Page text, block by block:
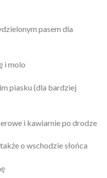
pasem dla
i molo
piasku (dla bardziej
i kawiarnie po drodze
o wschodzie słońca